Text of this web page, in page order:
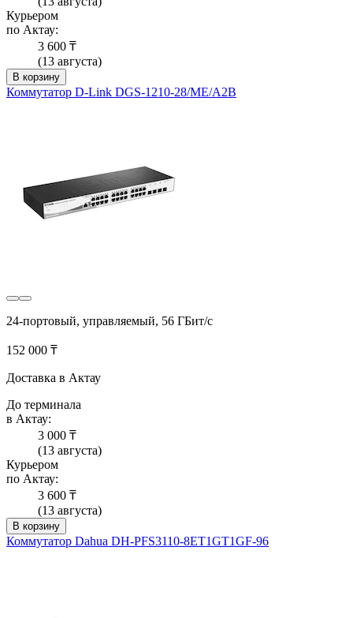
Курьером
по Актау:
3 600 ₸
(13 августа)
В корзину
Коммутатор D-Link DGS-1210-28/ME/A2B
24-портовый, управляемый, 56 ГБит/с
152 000 ₸
Доставка в Актау
До терминала
в Актау:
3 000 ₸
(13 августа)
Курьером
по Актау:
3 600 ₸
(13 августа)
В корзину
Коммутатор Dahua DH-PFS3110-8ET1GT1GF-96